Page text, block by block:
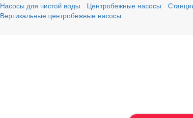
Насосы для чистой воды Центробежные насосы
Вертикальные центробежные насосы